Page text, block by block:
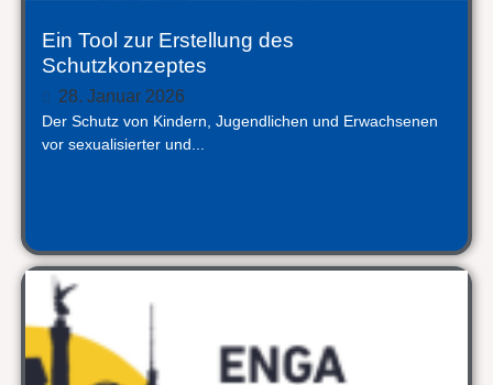
Ein Tool zur Erstellung des
Schutzkonzeptes
28. Januar 2026
Der Schutz von Kindern, Jugendlichen und Erwachsenen
vor sexualisierter und...